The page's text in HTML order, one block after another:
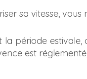
sa vitesse, vous
la période estivale,
est